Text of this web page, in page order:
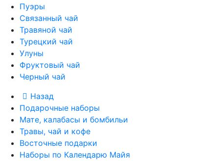
Пуэры
Связанный чай
Травяной чай
Турецкий чай
Улуны
Фруктовый чай
Черный чай
Назад
Подарочные наборы
Мате, калабасы и бомбильи
Травы, чай и кофе
Восточные подарки
Наборы по Календарю Майя